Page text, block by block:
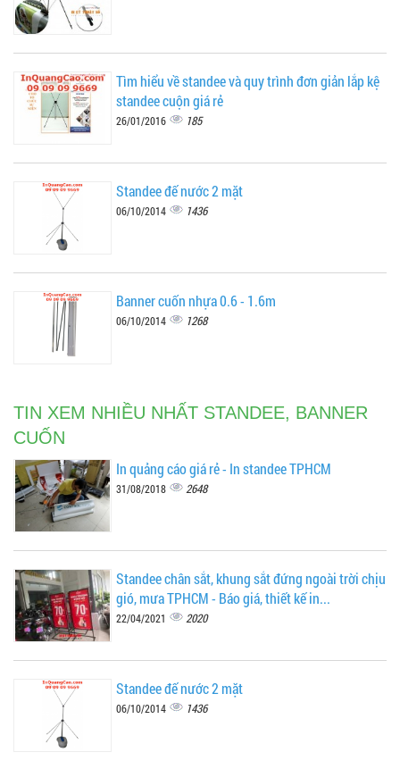
Tìm hiểu về standee và quy trình đơn giản lắp kệ
standee cuộn giá rẻ
26/01/2016 185
Standee đế nước 2 mặt
06/10/2014 1436
Banner cuốn nhựa 0.6 - 1.6m
06/10/2014 1268
TIN XEM NHIỀU NHẤT STANDEE, BANNER
CUỐN
In quảng cáo giá rẻ - In standee TPHCM
31/08/2018 2648
Standee chân sắt, khung sắt đứng ngoài trời chịu
gió, mưa TPHCM - Báo giá, thiết kế in...
22/04/2021 2020
Standee đế nước 2 mặt
06/10/2014 1436